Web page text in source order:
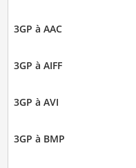
3GP à AAC
3GP à AIFF
3GP à AVI
3GP à BMP